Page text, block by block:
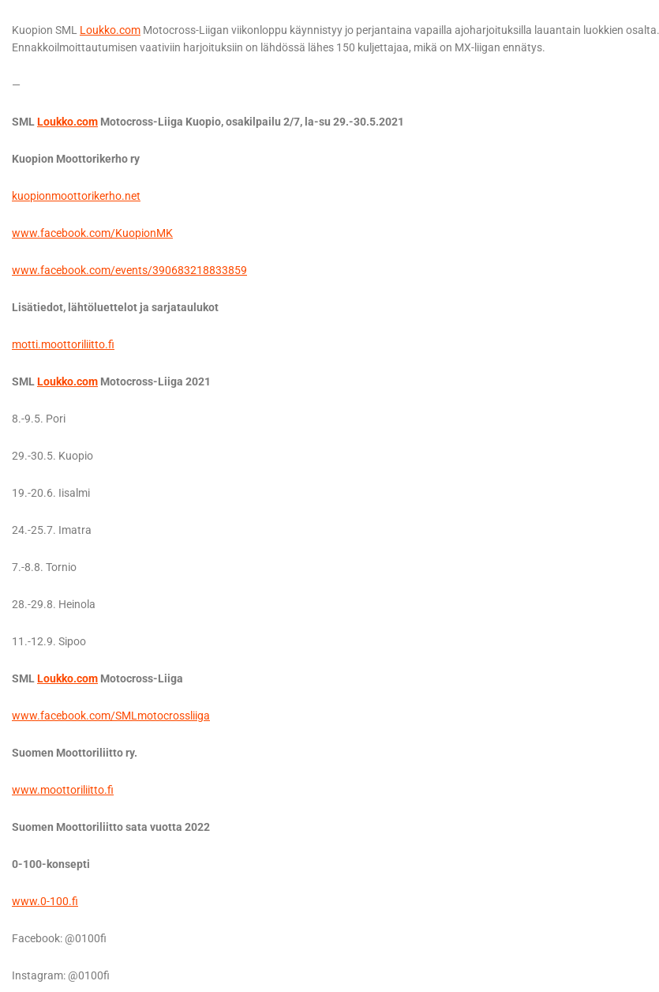
Kuopion SML Loukko.com Motocross-Liigan viikonloppu käynnistyy jo perjantaina vapailla ajoharjoituksilla lauantain luokkien osalta.
Ennakkoilmoittautumisen vaativiin harjoituksiin on lähdössä lähes 150 kuljettajaa, mikä on MX-liigan ennätys.
—
SML Loukko.com Motocross-Liiga Kuopio, osakilpailu 2/7, la-su 29.-30.5.2021
Kuopion Moottorikerho ry
kuopionmoottorikerho.net
www.facebook.com/KuopionMK
www.facebook.com/events/390683218833859
Lisätiedot, lähtöluettelot ja sarjataulukot
motti.moottoriliitto.fi
SML Loukko.com Motocross-Liiga 2021
8.-9.5. Pori
29.-30.5. Kuopio
19.-20.6. Iisalmi
24.-25.7. Imatra
7.-8.8. Tornio
28.-29.8. Heinola
11.-12.9. Sipoo
SML Loukko.com Motocross-Liiga
www.facebook.com/SMLmotocrossliiga
Suomen Moottoriliitto ry.
www.moottoriliitto.fi
Suomen Moottoriliitto sata vuotta 2022
0-100-konsepti
www.0-100.fi
Facebook: @0100fi
Instagram: @0100fi